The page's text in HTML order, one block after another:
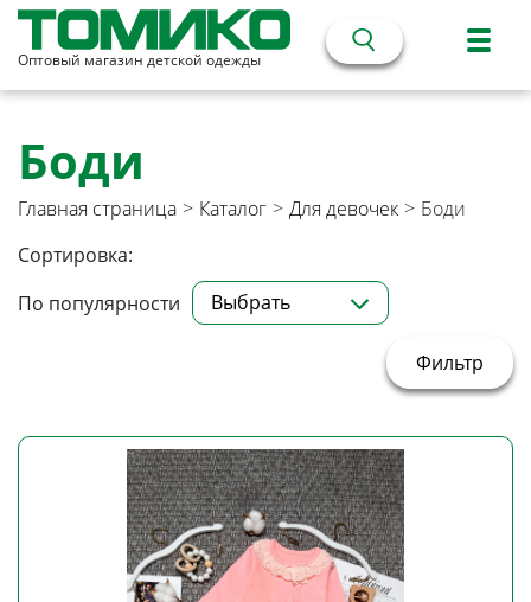
Оптовый магазин детской одежды
Боди
Главная страница > Каталог > Для девочек > Боди
Сортировка:
По популярности
Выбрать
Фильтр